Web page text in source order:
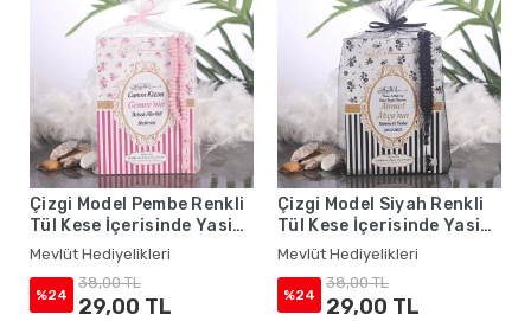
Çizgi Model Pembe Renkli
Tül Kese İçerisinde Yasin
Kitabı ve Tesbih - Mevlüt
Hediyelikleri
Mevlüt Hediyelikleri
%24
38,00 TL
29,00 TL
Çizgi Model Siyah Renkli
Tül Kese İçerisinde Yasin
Kitabı ve Tesbih - Mevlüt
Hediyelikleri
Mevlüt Hediyelikleri
%24
38,00 TL
29,00 TL